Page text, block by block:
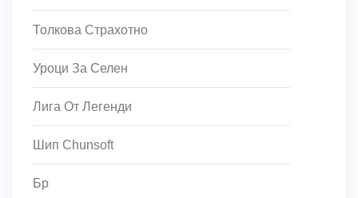
Толкова Страхотно
Уроци За Селен
Лига От Легенди
Шип Chunsoft
Бр